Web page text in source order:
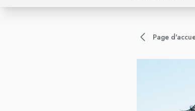
Page